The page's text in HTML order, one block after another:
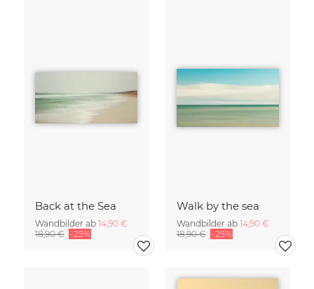
Back at the Sea
Wandbilder ab 14,90 €
18,90 € -25%
Walk by the sea
Wandbilder ab 14,90 €
18,90 € -25%